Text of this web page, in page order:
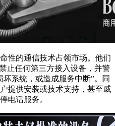
性的通信技术占领市场。他们
止任何第三方接入设备，并警
系统，或造成服务中断”。同
提供安装或技术支持，甚至威
电话服务。